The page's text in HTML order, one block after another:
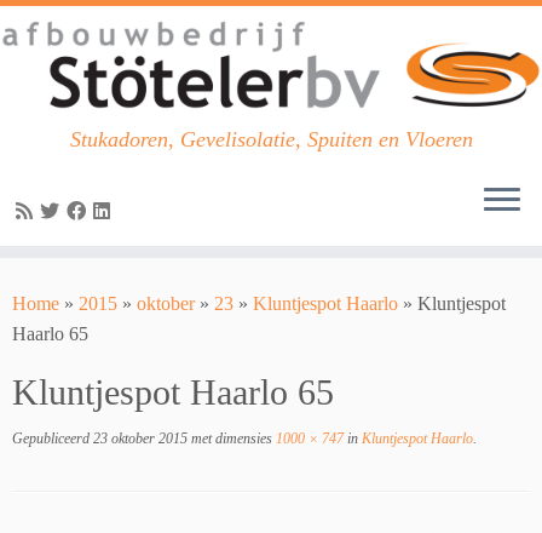
to
content
Stukadoren, Gevelisolatie, Spuiten en Vloeren
Home » 2015 » oktober » 23 » Kluntjespot Haarlo » Kluntjespot
Haarlo 65
Kluntjespot Haarlo 65
Gepubliceerd 23 oktober 2015 met dimensies 1000 × 747in Kluntjespot Haarlo